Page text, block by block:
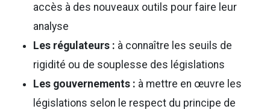
accès à des nouveaux outils pour faire leur
analyse
Les régulateurs : à connaître les seuils de
rigidité ou de souplesse des législations
Les gouvernements : à mettre en œuvre les
législations selon le respect du principe de